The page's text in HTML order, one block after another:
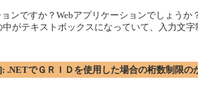
ンですか？Webアプリケーションでしょうか
がテキストボックスになっていて、入力文
.NETでＧＲＩＤを使用した場合の桁数制限の